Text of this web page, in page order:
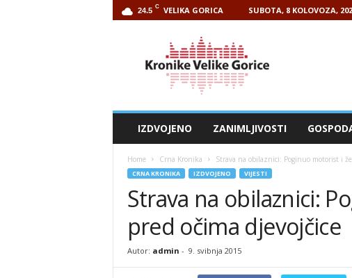
24.5 C VELIKA GORICA SUBOTA, 8 KOLOVOZA,
IZDVOJENO ZANIMLJIVOSTI
Home Crna Kronika Strava na obilaznici: Poginuo motorist i
CRNA KRONIKA IZDVOJENO VIJESTI
Strava na obilaznici:
pred očima djevojčice
Autor: admin - 9. svibnja 2015